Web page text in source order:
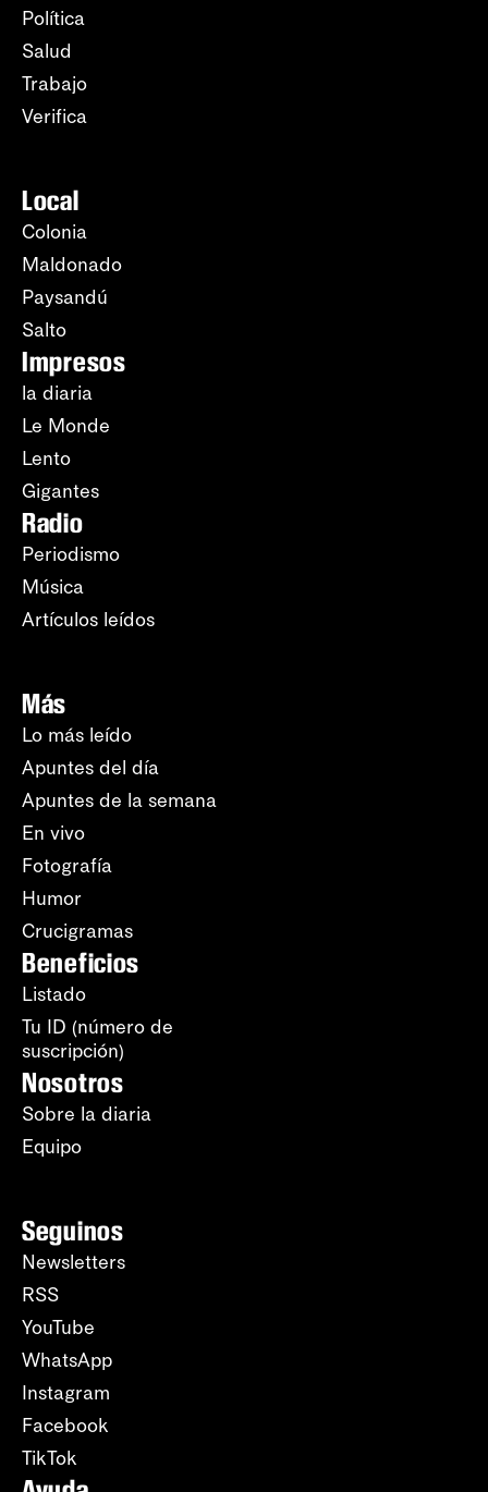
Política
Salud
Trabajo
Verifica
Local
Colonia
Maldonado
Paysandú
Salto
Impresos
la diaria
Le Monde
Lento
Gigantes
Radio
Periodismo
Música
Artículos leídos
Más
Lo más leído
Apuntes del día
Apuntes de la semana
En vivo
Fotografía
Humor
Crucigramas
Beneficios
Listado
Tu ID (número de
suscripción)
Nosotros
Sobre la diaria
Equipo
Seguinos
Newsletters
RSS
YouTube
WhatsApp
Instagram
Facebook
TikTok